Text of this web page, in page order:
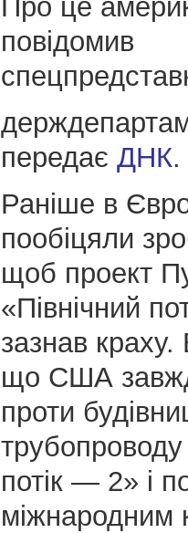
Про це
повідомив
передає ДНК.
Раніше в
пообіцяли
щоб проект
«Північний
зазнав краху.
що США
проти
трубопроводу
потік — 2» і
міжнародним